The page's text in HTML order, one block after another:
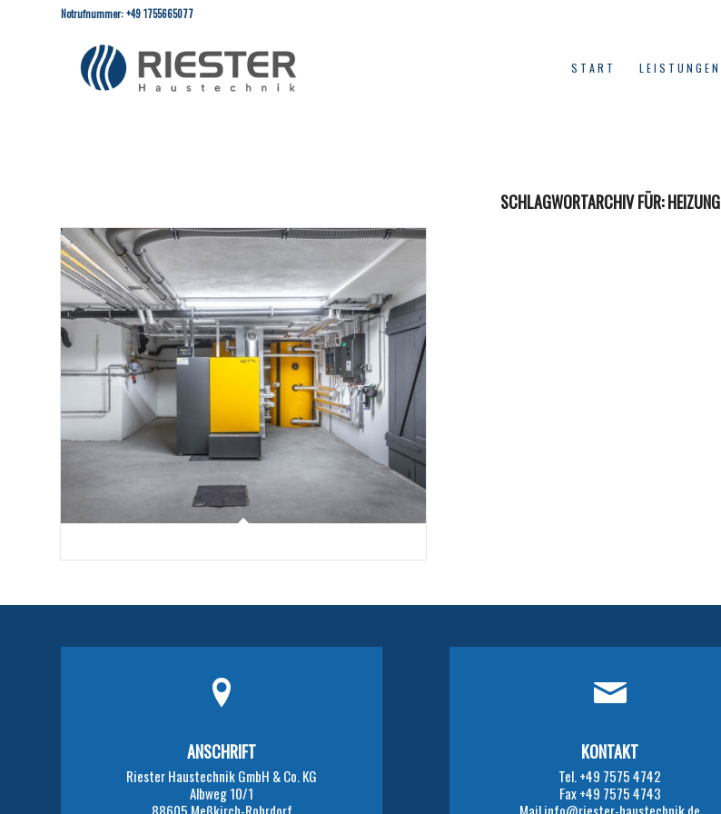
Notrufnummer: +49 1755665077
START LEISTUNGEN
SCHLAGWORTARCHIV FÜR:HEIZUNG
ANSCHRIFT
Riester Haustechnik GmbH & Co. KG
Albweg 10/1
KONTAKT
Tel. +49 7575 4742
Fax +49 7575 4743